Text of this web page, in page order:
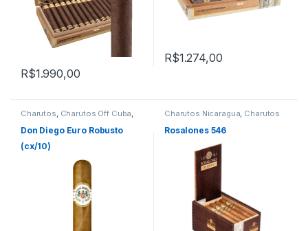
R$1.990,00
R$1.274,00
Charutos, Charutos Off Cuba,
Primeira Página
Don Diego Euro Robusto
(cx/10)
Charutos Nicaragua, Charutos
Rosalones 546